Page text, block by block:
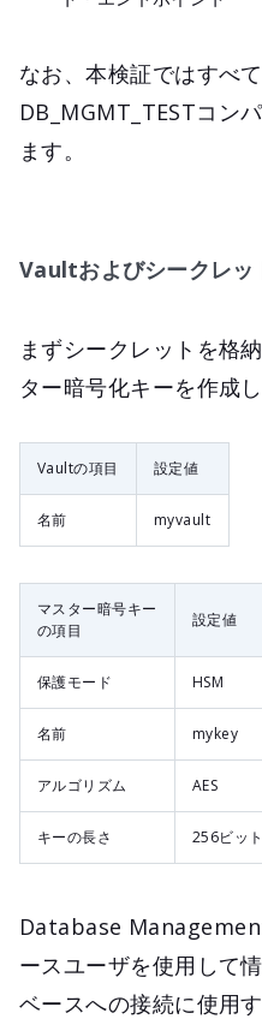
なお、本検証ではすべ
DB_MGMT_TESTコン
ます。
Vaultおよびシークレッ
まずシークレットを格
ター暗号化キーを作成し
Vaultの項目 設定値
名前 myvault
マスター暗号キー
の項目
設定値
保護モード HSM
名前 mykey
アルゴリズム AES
キーの長さ 256ビット
Database
ースユーザを使用して
ベースへの接続に使用